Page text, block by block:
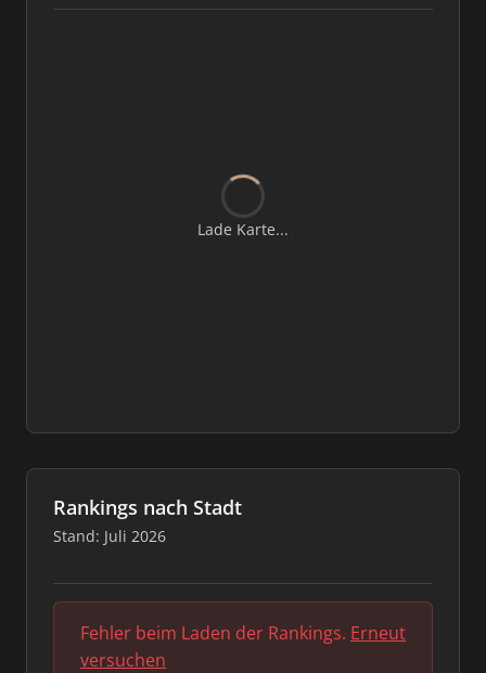
Lade Karte...
Rankings nach Stadt
Stand: Juli 2026
Fehler beim Laden der Rankings. Erneut
versuchen